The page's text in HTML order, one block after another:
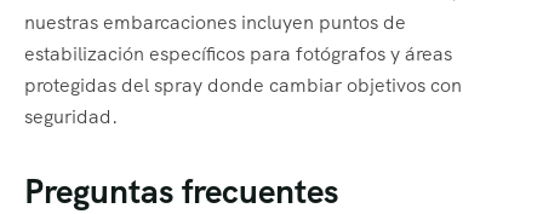
nuestras embarcaciones incluyen puntos de
estabilización específicos para fotógrafos y áreas
protegidas del spray donde cambiar objetivos con
seguridad.
Preguntas frecuentes